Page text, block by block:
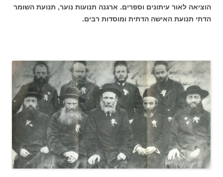
הוציאה לאור עיתונים וספרים. ארגנה תנועות נוער, תנועת השומר
הדתי תנועת האישה הדתית ומוסדות רבים.